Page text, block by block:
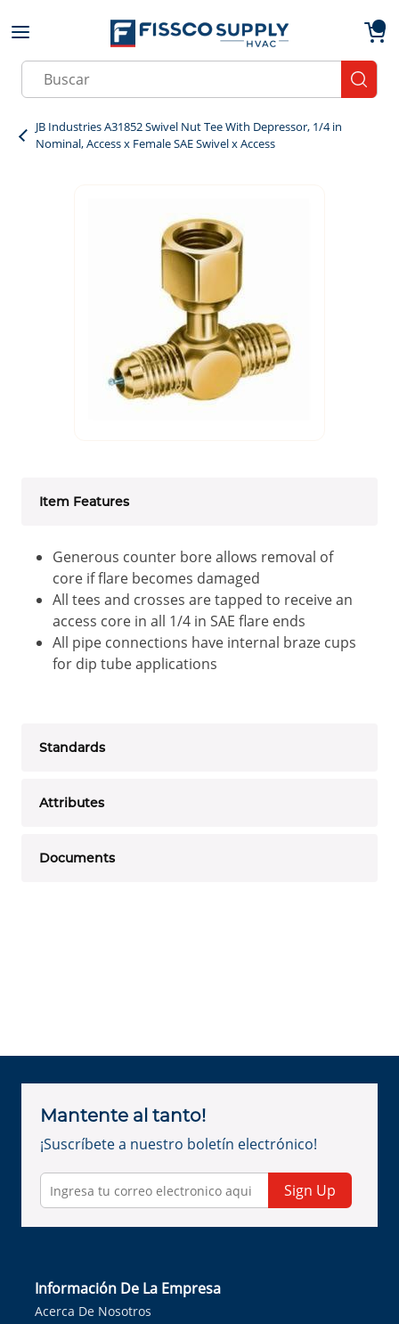
Skip to main content
Site Search
JB Industries A31852 Swivel Nut Tee With Depressor, 1/4 in
Nominal, Access x Female SAE Swivel x Access
Item Features
Generous counter bore allows removal of
core if flare becomes damaged
All tees and crosses are tapped to receive an
access core in all 1/4 in SAE flare ends
All pipe connections have internal braze cups
for dip tube applications
Standards
Attributes
Documents
Mantente al tanto!
¡Suscríbete a nuestro boletín electrónico!
Sign Up
Información De La Empresa
Acerca De Nosotros